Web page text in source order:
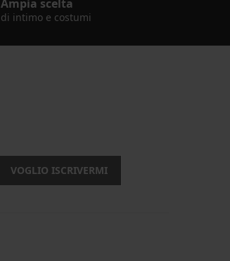
Ampia scelta
di intimo e costumi
VOGLIO ISCRIVERMI